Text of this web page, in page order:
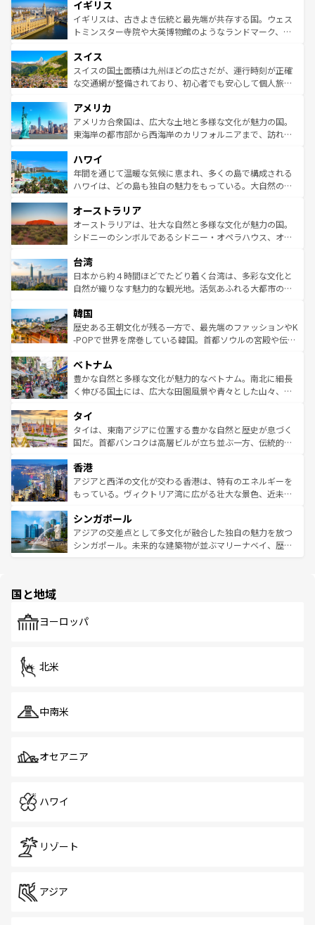
いる。シャンパンの発祥地であるランス、プロヴァンスの
香り高いラベンダー畑など、多彩な楽しみ方が可能だ。さ
らに、パリ以外の地域にも魅力が溢れており、どの街角に
れる地方に足を運ぶとそれぞれで全く異なる文化を体験で
きるだろう。 なお、新着のフランス情報はコンテンツ一覧
を参照してほしい。
顔を持つこの国は、どこを歩いても飽きることがない。ベ
ルリンの文化的活気、バイエルン州のアルプスの絶景、そ
してライン川沿いのワイン畑といった風景は必見。ビール
は、お酒好きな人にはぜひ体験してほしい。 なお、新着の
ドイツ情報はコンテンツ一覧を参照してほしい。
イギリス
イギリスは、古きよき伝統と最先端が共存する国。ウェス
トミンスター寺院や大英博物館のようなランドマーク、歴
リアごとに異なる魅力がある。また、優雅なアフタヌーン
ティー、ビール好きにはたまらない英国パブ、サッカー観
戦など、本場だからこそできる体験も豊富。イギリスを旅
ンツ一覧を参照してほしい。
スイス
スイスの国土面積は九州ほどの広さだが、運行時刻が正確
な交通網が整備されており、初心者でも安心して個人旅行
の建物がそのまま残る町や、スイスならではのユニークな
博物館もあり、アルプス観光だけでなく町歩きも満喫する
ことができる。国民の所得が高いため物価も高いが、旅行
ば市内交通費無料で観光を楽しむこともできる。 なお、新
着のスイス情報はコンテンツ一覧 を参照してほしい。
アメリカ
アメリカ合衆国は、広大な土地と多様な文化が魅力の国。
東海岸の都市部から西海岸のカリフォルニアまで、訪れる
のような巨大都市は、観光、ショッピング、エンターテイ
ンメントが詰まった刺激的なスポットだ。一方、アメリカ
西部には大自然が広がり、グランドキャニオンやイエロー
部のニューオーリンズでは、音楽と美食が融合した独特の
文化が魅力。旅行者はアメリカの各地域で異なる魅力を楽
しみながら、その多様性と豊かな歴史を感じることができ
ならではの贅沢な旅のスタイルだ。 なお、新着のアメリカ
情報はコンテンツ一覧を参照してほしい。
ハワイ
年間を通じて温暖な気候に恵まれ、多くの島で構成される
ハワイは、どの島も独自の魅力をもっている。大自然の神
ワイ島は見逃せない。また、定番の観光地といえばオアフ
島だが、静かな自然を求めるならマウイ島やカウアイ島が
おすすめ。エメラルドグリーンに輝く海をはじめ、豊かな
れるおもてなしの心で訪れる人々を迎えてくれるハワイの
人々、おいしいローカルフードやハワイアンミュージッ
ク、伝統的なフラダンスなど、すべてがハワイの魅力を彩
ワイを、存分に味わってほしい。 なお、新着のハワイ情報
はコンテンツ一覧を参照してほしい。
オーストラリア
オーストラリアは、壮大な自然と多様な文化が魅力の国。
シドニーのシンボルであるシドニー・オペラハウス、オー
リアリーフや大陸中央部にそびえるウルル（エアーズロッ
ク）、タスマニアの美しい原生林やケアンズの熱帯雨林な
ど、見どころがたくさん。また、カフェやワイン、オージ
いる。アクティビティも充実しており、サーフィンやダイ
ビング、ハイキングなど、アウトドア好きにはたまらな
い。オーストラリアの多彩な魅力を存分に味わいつくそ
参照してほしい。
台湾
日本から約４時間ほどでたどり着く台湾は、多彩な文化と
自然が織りなす魅力的な観光地。活気あふれる大都市の台
ン）、静ひつな山岳地帯である台湾東部など、都市の喧騒
と山間の静けさが共存しており、訪れる人に新しい発見と
驚きをもたらしてくれる。また、奥深い台湾の食文化も魅
容にもいいと評判のスイーツなど、バラエティ豊かな料理
が味わえる。 なお、新着の台湾情報は コンテンツ一覧を参
照してほしい。
韓国
歴史ある王朝文化が残る一方で、最先端のファッションやK
-POPで世界を席巻している韓国。首都ソウルの宮殿や伝統
き、地方に足を延ばせば四季折々の自然美を楽しむことが
できる。そして、キムチや焼肉、絶品のストリートフード
まで、さまざまな韓国料理が待っている。夜には、韓国な
リティに包まれながら、韓国の多彩な魅力を心ゆくまで味
わってみてほしい。 なお、新着の韓国情報はコンテンツ一
覧を参照してほしい。
ベトナム
豊かな自然と多様な文化が魅力的なベトナム。南北に細長
く伸びる国土には、広大な田園風景や青々とした山々、世
急速な発展と共に伝統が息づく。ハノイの古い町並みやホ
ーチミン市のフランス統治時代の建物も、独特の雰囲気を
醸し出している。また、バラエティの豊かさとおいしさで
とつ。フォーやバインミー、ベトナムコーヒーなどは、ぜ
ひ現地で味わいたい。どの地域を訪れてもあたたかい人々
が旅行者を迎えてくれるので、きっと忘れられない旅にな
参照してほしい。
タイ
タイは、東南アジアに位置する豊かな自然と歴史が息づく
国だ。首都バンコクは高層ビルが立ち並ぶ一方、伝統的な
の活気が交差している。北部ではチェンマイなどの山岳地
帯で自然と触れ合い、南部ではプーケットやクラビの美し
いビーチでリゾート気分を楽しむことができる。タイ料理
激する。気候は一年中温暖で、どの季節にも異なる楽しみ
が待っている。親しみやすいタイの人々、仏教を中心とし
た文化、そして多様な観光資源が、訪れる旅人を魅了し続
香港
アジアと西洋の文化が交わる香港は、特有のエネルギーを
もっている。ヴィクトリア湾に広がる壮大な景色、近未来
み、どこを訪れても感動するはず。観光スポットが密集し
ており、効率よく見どころを回れるのも魅力。息をのむよ
うな絶景から文化的な体験まで、香港を存分に楽しみ尽く
シンガポール
アジアの交差点として多文化が融合した独自の魅力を放つ
シンガポール。未来的な建築物が並ぶマリーナベイ、歴史
で、ホーカーズは地元の風情を楽しめる外せないスポット
国と地域
ヨーロッパ
北米
中南米
オセアニア
ハワイ
リゾート
アジア